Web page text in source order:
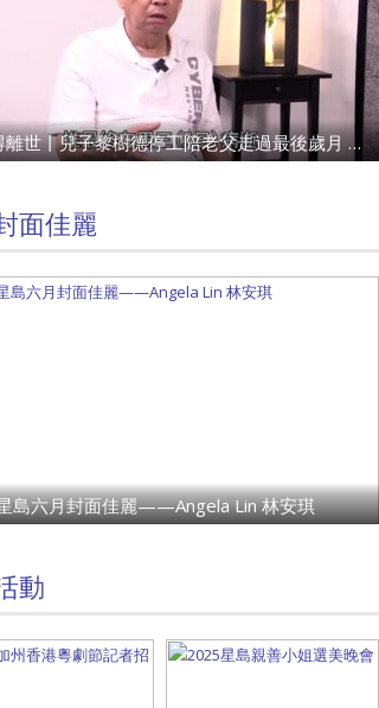
黎彼得離世丨兒子黎樹德停工陪老父走過最後歲月 澄清經濟沒有困難：傳聞有誇張成份
面佳麗
島六月封面佳麗——Angela Lin 林安琪
動